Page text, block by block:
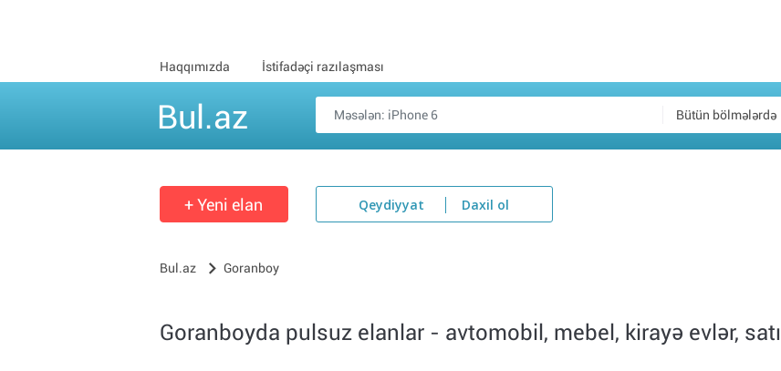
Haqqımızda İstifadəçi razılaşması
Bul.az Bütün bölmələrdə
+ Yeni elan Qeydiyyat Daxil ol
Bul.az Goranboy
Goranboyda pulsuz elanlar - avtomobil, mebel, kirayə evlər,